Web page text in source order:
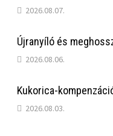
2026.08.07.
Újranyíló és
2026.08.06.
Kukorica-
2026.08.03.